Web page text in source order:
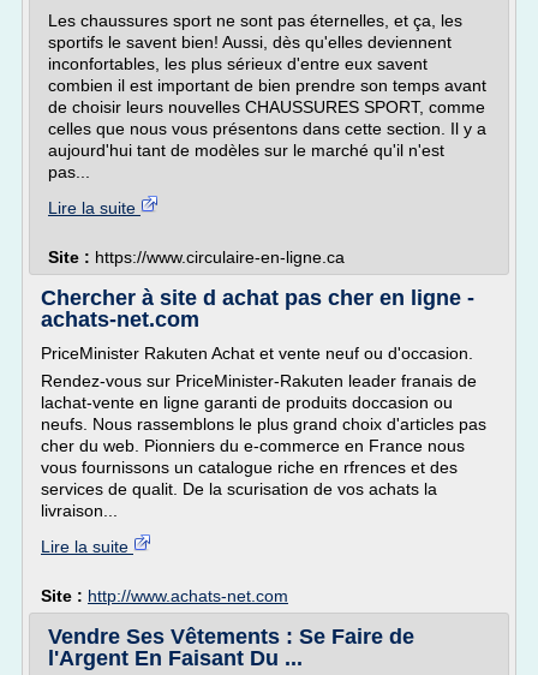
Les chaussures sport ne sont pas éternelles, et ça, les
sportifs le savent bien! Aussi, dès qu'elles deviennent
inconfortables, les plus sérieux d'entre eux savent
combien il est important de bien prendre son temps avant
de choisir leurs nouvelles CHAUSSURES SPORT, comme
celles que nous vous présentons dans cette section. Il y a
aujourd'hui tant de modèles sur le marché qu'il n'est
pas...
Lire la suite
Site : https://www.circulaire-en-ligne.ca
Chercher à site d achat pas cher en ligne -
achats-net.com
PriceMinister Rakuten Achat et vente neuf ou d'occasion.
Rendez-vous sur PriceMinister-Rakuten leader franais de
lachat-vente en ligne garanti de produits doccasion ou
neufs. Nous rassemblons le plus grand choix d'articles pas
cher du web. Pionniers du e-commerce en France nous
vous fournissons un catalogue riche en rfrences et des
services de qualit. De la scurisation de vos achats la
livraison...
Lire la suite
Site : http://www.achats-net.com
Vendre Ses Vêtements : Se Faire de
l'Argent En Faisant Du ...